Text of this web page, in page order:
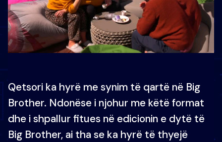
Qetsori ka hyrë me synim të qartë në Big
Brother. Ndonëse i njohur me këtë format
dhe i shpallur fitues në edicionin e dytë të
Big Brother, ai tha se ka hyrë të thyejë